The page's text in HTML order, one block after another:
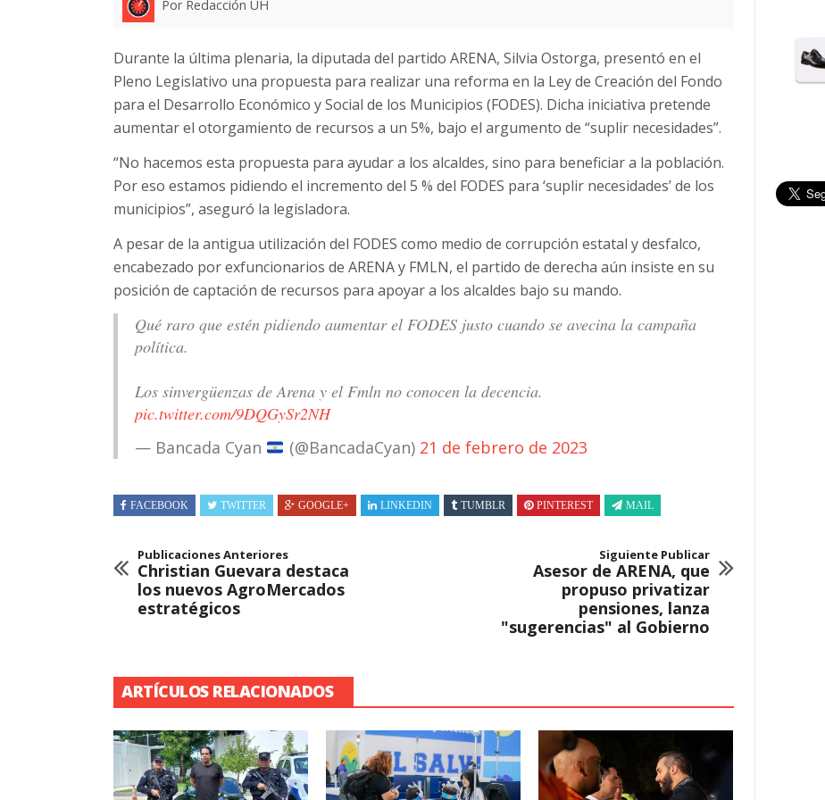
Por Redacción UH
Durante la última plenaria, la diputada del partido ARENA, Silvia Ostorga, presentó en el
Pleno Legislativo una propuesta para realizar una reforma en la Ley de Creación del Fondo
para el Desarrollo Económico y Social de los Municipios (FODES). Dicha iniciativa pretende
aumentar el otorgamiento de recursos a un 5%, bajo el argumento de “suplir necesidades”.
“No hacemos esta propuesta para ayudar a los alcaldes, sino para beneficiar a la población.
Por eso estamos pidiendo el incremento del 5 % del FODES para ‘suplir necesidades’ de los
municipios”, aseguró la legisladora.
A pesar de la antigua utilización del FODES como medio de corrupción estatal y desfalco,
encabezado por exfuncionarios de ARENA y FMLN, el partido de derecha aún insiste en su
posición de captación de recursos para apoyar a los alcaldes bajo su mando.
Qué raro que estén pidiendo aumentar el FODES justo cuando se avecina la campaña
política.
Los sinvergüenzas de Arena y el Fmln no conocen la decencia.
pic.twitter.com/9DQGySr2NH
— Bancada Cyan
(@BancadaCyan) 21 de febrero de 2023
FACEBOOK TWITTER GOOGLE+ LINKEDIN TUMBLR PINTEREST MAIL
Publicaciones Anteriores
Christian Guevara destaca
los nuevos AgroMercados
estratégicos
Siguiente Publicar
Asesor de ARENA, que
propuso privatizar
pensiones, lanza
"sugerencias" al Gobierno
ARTÍCULOS RELACIONADOS